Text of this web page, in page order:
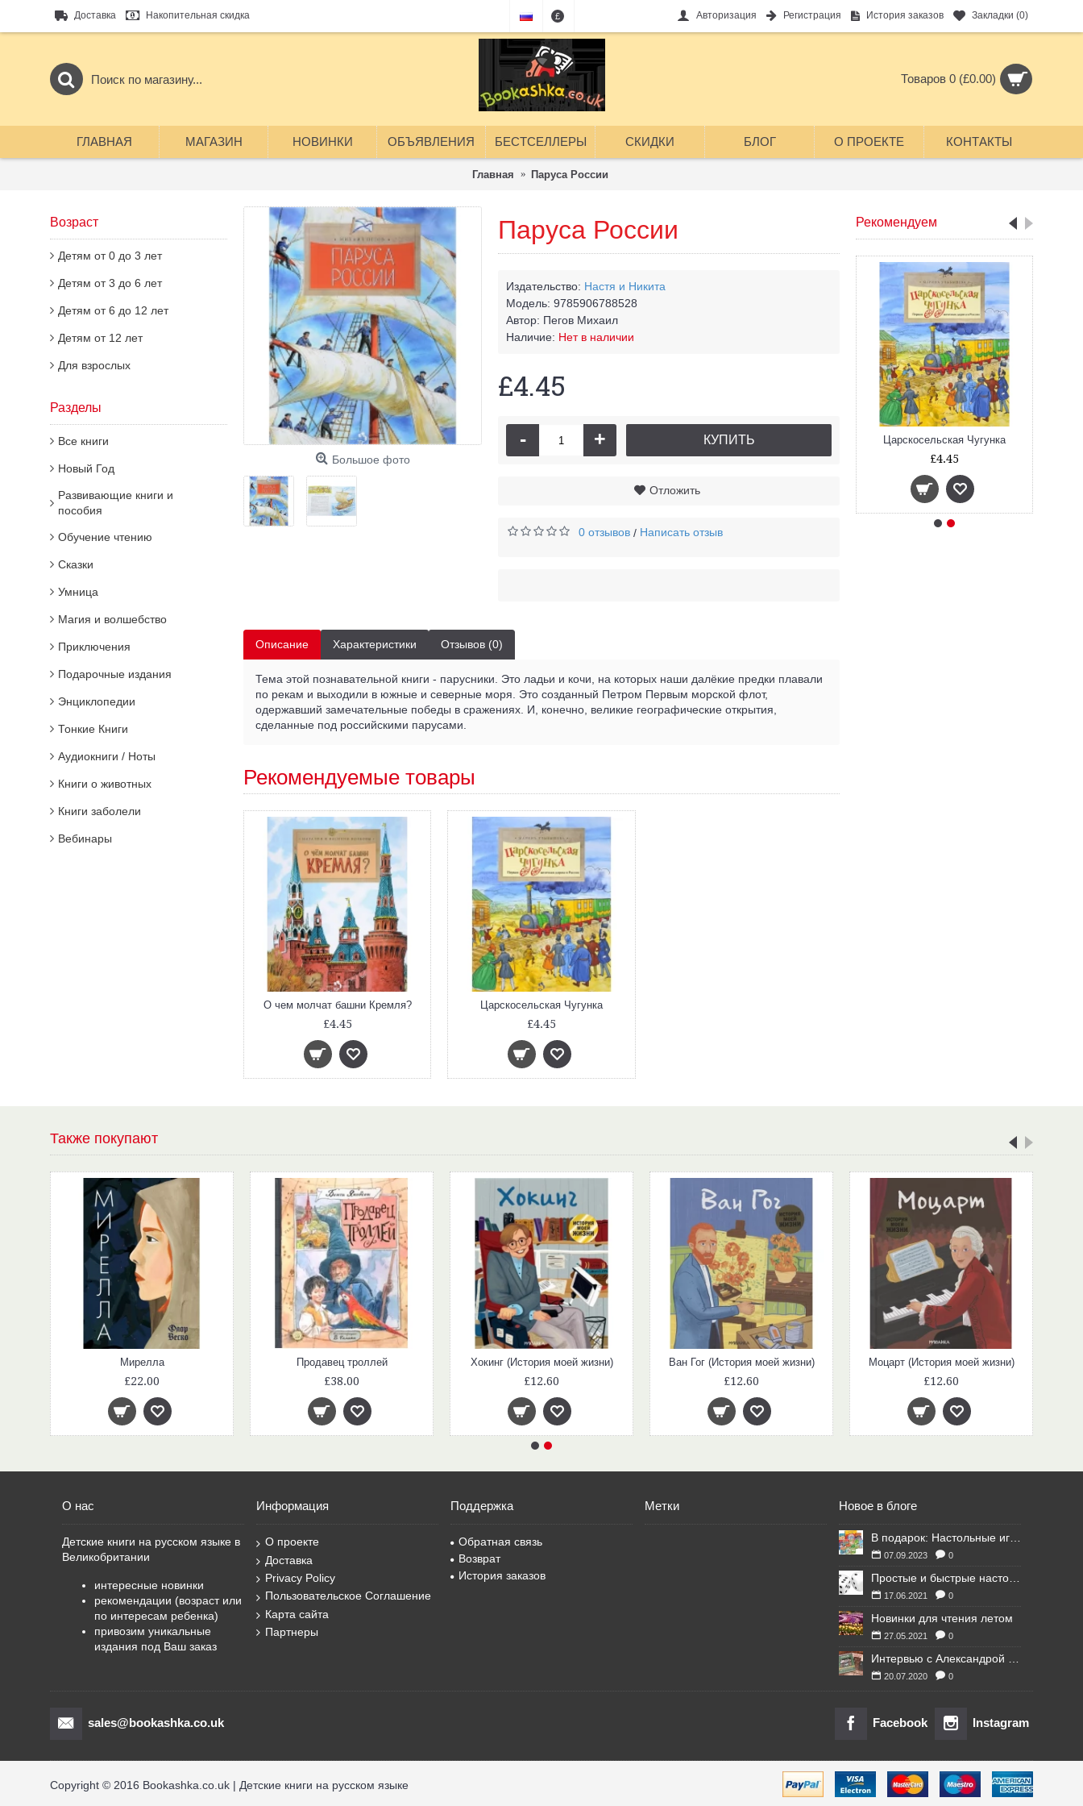
Доставка Накопительная скидка £ Авторизация Регистрация История заказов Закладки (0)
Товаров 0 (£0.00)
ГЛАВНАЯ МАГАЗИН НОВИНКИ ОБЪЯВЛЕНИЯ БЕСТСЕЛЛЕРЫ СКИДКИ БЛОГ О ПРОЕКТЕ КОНТАКТЫ
Главная Паруса России
Возраст
Детям от 0 до 3 лет
Детям от 3 до 6 лет
Детям от 6 до 12 лет
Детям от 12 лет
Для взрослых
Разделы
Все книги
Новый Год
Развивающие книги и
пособия
Обучение чтению
Сказки
Умница
Магия и волшебство
Приключения
Подарочные издания
Энциклопедии
Тонкие Книги
Аудиокниги / Ноты
Книги о животных
Книги заболели
Вебинары
Рекомендуем
О чем молчат башни Кремля?
£4.45
Царскосельская Чугунка
£4.45
Большое фото
Паруса России
Издательство: Настя и Никита
Модель: 9785906788528
Автор: Пегов Михаил
Наличие: Нет в наличии
£4.45
- + КУПИТЬ
Отложить
0 отзывов / Написать отзыв
Описание Характеристики Отзывов (0)
Тема этой познавательной книги - парусники. Это ладьи и кочи, на которых наши далёкие предки плавали
по рекам и выходили в южные и северные моря. Это созданный Петром Первым морской флот,
одержавший замечательные победы в сражениях. И, конечно, великие географические открытия,
сделанные под российскими парусами.
Рекомендуемые товары
О чем молчат башни Кремля?
£4.45
Царскосельская Чугунка
£4.45
Также покупают
Мирелла
£22.00
Продавец троллей
£38.00
Хокинг (История моей жизни)
£12.60
Ван Гог (История моей жизни)
£12.60
Моцарт (История моей жизни)
£12.60
О нас
Детские книги на русском языке в
Великобритании
интересные новинки
рекомендации (возраст или
по интересам ребенка)
привозим уникальные
издания под Ваш заказ
Информация
О проекте
Доставка
Privacy Policy
Пользовательское Соглашение
Карта сайта
Партнеры
Поддержка
Обратная связь
Возврат
История заказов
Метки Новое в блоге
В подарок: Настольные игры для Ваших британских друзей
07.09.2023 0
Простые и быстрые настольные игры
17.06.2021 0
Новинки для чтения летом
27.05.2021 0
Интервью с Александрой Литвиной
20.07.2020 0
sales@bookashka.co.uk Facebook Instagram
Copyright © 2016 Bookashka.co.uk | Детские книги на русском языке